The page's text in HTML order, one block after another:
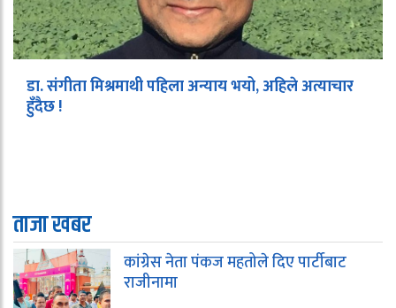
डा. संगीता मिश्रमाथी पहिला अन्याय भयो, अहिले अत्याचार
हुँदैछ !
ताजा खबर
कांग्रेस नेता पंकज महतोले दिए पार्टीबाट
राजीनामा